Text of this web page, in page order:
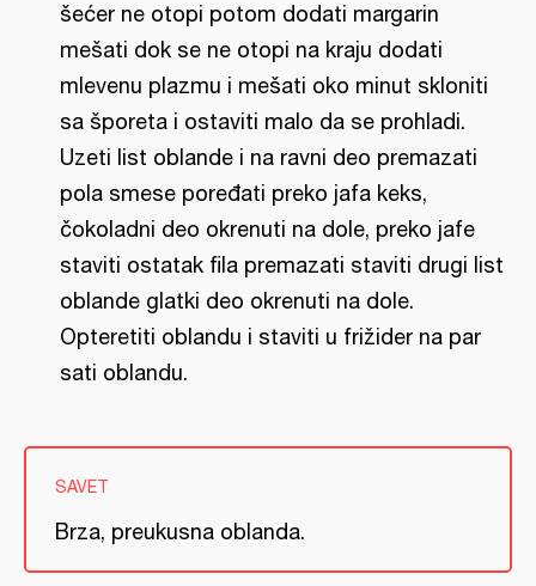
šećer ne otopi potom dodati margarin
mešati dok se ne otopi na kraju dodati
mlevenu plazmu i mešati oko minut skloniti
sa šporeta i ostaviti malo da se prohladi.
Uzeti list oblande i na ravni deo premazati
pola smese poređati preko jafa keks,
čokoladni deo okrenuti na dole, preko jafe
staviti ostatak fila premazati staviti drugi list
oblande glatki deo okrenuti na dole.
Opteretiti oblandu i staviti u frižider na par
sati oblandu.
SAVET
Brza, preukusna oblanda.